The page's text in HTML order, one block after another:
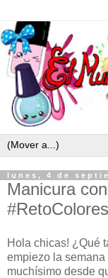
lunes, 4 de
Manicura
Hola chicas! ¿Qué
empiezo la
muchísimo desde